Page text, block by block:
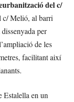
del c/
c/ Melió, al barri
per
de les
facilitant així
Estalella en un